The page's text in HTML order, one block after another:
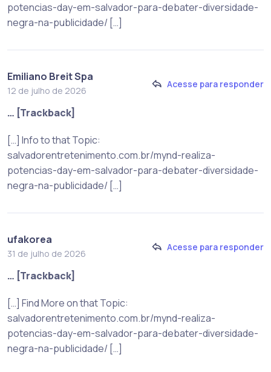
potencias-day-em-salvador-para-debater-diversidade-
negra-na-publicidade/ […]
Emiliano Breit Spa
12 de julho de 2026
Acesse para responder
… [Trackback]
[…] Info to that Topic:
salvadorentretenimento.com.br/mynd-realiza-
potencias-day-em-salvador-para-debater-diversidade-
negra-na-publicidade/ […]
ufakorea
31 de julho de 2026
Acesse para responder
… [Trackback]
[…] Find More on that Topic:
salvadorentretenimento.com.br/mynd-realiza-
potencias-day-em-salvador-para-debater-diversidade-
negra-na-publicidade/ […]